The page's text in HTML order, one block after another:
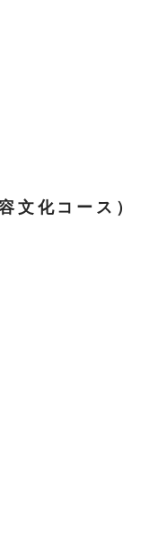
文化コース）